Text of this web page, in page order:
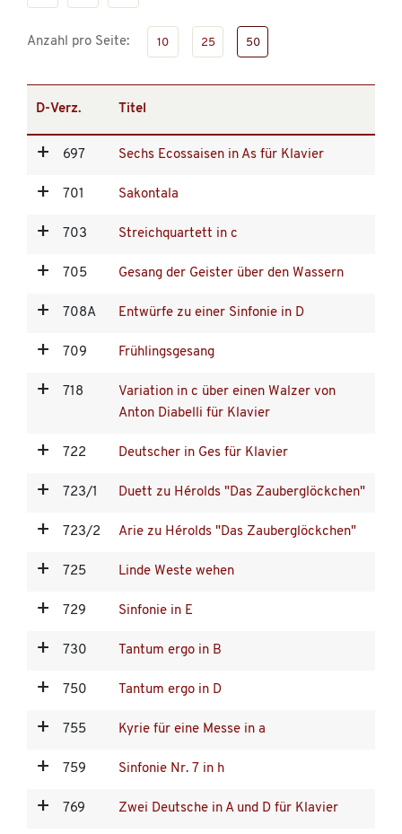
Anzahl pro Seite: 10 25 50
D-Verz. Titel
697 Sechs Ecossaisen in As für Klavier
701 Sakontala
703 Streichquartett in c
705 Gesang der Geister über den Wassern
708A Entwürfe zu einer Sinfonie in D
709 Frühlingsgesang
718
Variation in c über einen Walzer von
Anton Diabelli für Klavier
722 Deutscher in Ges für Klavier
723/1 Duett zu Hérolds "Das Zauberglöckchen"
723/2 Arie zu Hérolds "Das Zauberglöckchen"
725 Linde Weste wehen
729 Sinfonie in E
730 Tantum ergo in B
750 Tantum ergo in D
755 Kyrie für eine Messe in a
759 Sinfonie Nr. 7 in h
769 Zwei Deutsche in A und D für Klavier